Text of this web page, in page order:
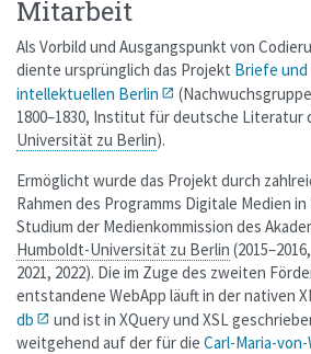
Mitarbeit
Als Vorbild und Ausgangspunkt von
diente ursprünglich das Projekt Briefe und
intellektuellen Berlin
1800–1830, Institut für deutsche Literatur
Universität zu Berlin).
Ermöglicht wurde das Projekt durch
Rahmen des Programms Digitale Medien
Studium der Medienkommission des
Humboldt-Universität zu Berlin
2021, 2022). Die im Zuge des zweiten
entstandene WebApp läuft in der nativen
db
und ist in XQuery und XSL
weitgehend auf der für die Carl-Maria-